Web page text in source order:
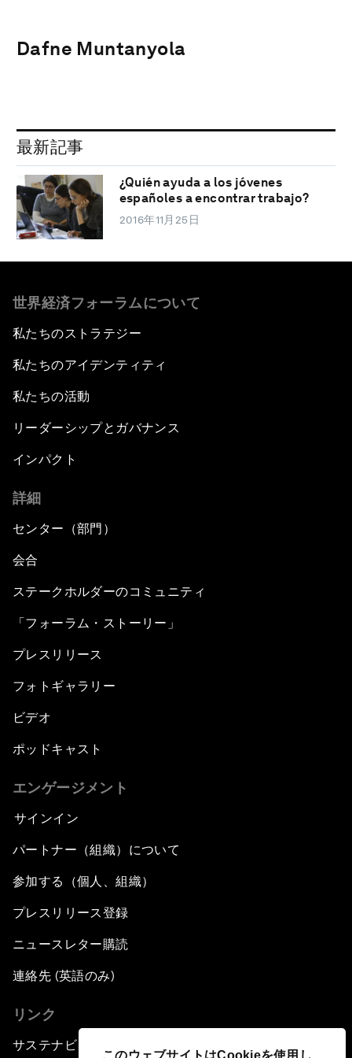
このウェブサイトはCookieを使用し
Dafne Muntanyola
最新記事
¿Quién ayuda a los jóvenes
españoles a encontrar trabajo?
2016年11月25日
世界経済フォーラムについて
私たちのストラテジー
私たちのアイデンティティ
私たちの活動
リーダーシップとガバナンス
インパクト
詳細
センター（部門）
会合
ステークホルダーのコミュニティ
「フォーラム・ストーリー」
プレスリリース
フォトギャラリー
ビデオ
ポッドキャスト
エンゲージメント
サインイン
パートナー（組織）について
参加する（個人、組織）
プレスリリース登録
ニュースレター購読
連絡先 (英語のみ)
リンク
サステナビリティへの取り組み